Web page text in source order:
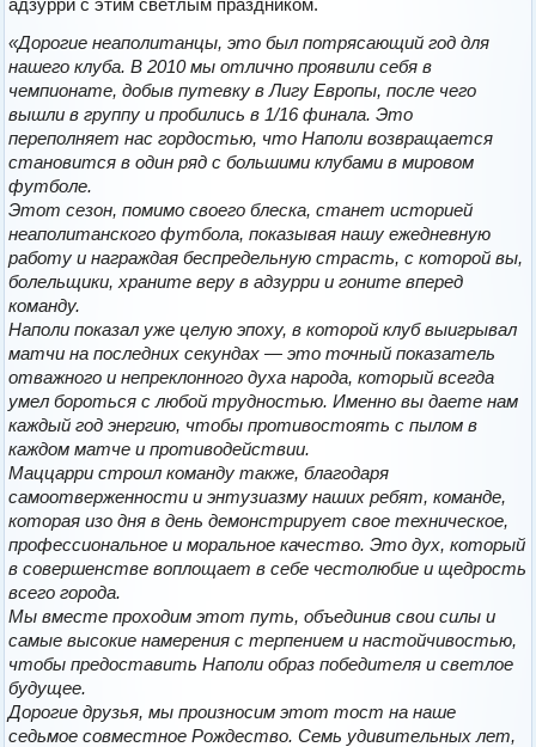
адзурри с этим светлым праздником.
«Дорогие неаполитанцы, это был потрясающий год для
нашего клуба. В 2010 мы отлично проявили себя в
чемпионате, добыв путевку в Лигу Европы, после чего
вышли в группу и пробились в 1/16 финала. Это
переполняет нас гордостью, что Наполи возвращается
становится в один ряд с большими клубами в мировом
футболе.
Этот сезон, помимо своего блеска, станет историей
неаполитанского футбола, показывая нашу ежедневную
работу и награждая беспредельную страсть, с которой вы,
болельщики, храните веру в адзурри и гоните вперед
команду.
Наполи показал уже целую эпоху, в которой клуб выигрывал
матчи на последних секундах — это точный показатель
отважного и непреклонного духа народа, который всегда
умел бороться с любой трудностью. Именно вы даете нам
каждый год энергию, чтобы противостоять с пылом в
каждом матче и противодействии.
Маццарри строил команду также, благодаря
самоотверженности и энтузиазму наших ребят, команде,
которая изо дня в день демонстрирует свое техническое,
профессиональное и моральное качество. Это дух, который
в совершенстве воплощает в себе честолюбие и щедрость
всего города.
Мы вместе проходим этот путь, объединив свои силы и
самые высокие намерения с терпением и настойчивостью,
чтобы предоставить Наполи образ победителя и светлое
будущее.
Дорогие друзья, мы произносим этот тост на наше
седьмое совместное Рождество. Семь удивительных лет,